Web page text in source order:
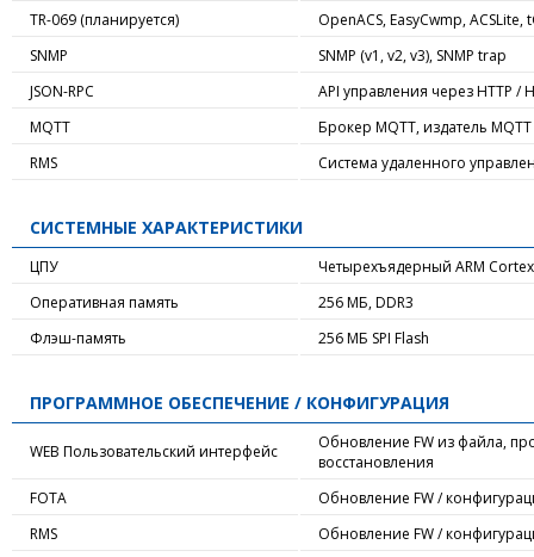
TR-069 (планируется)
OpenACS, EasyCwmp, ACSLite,
SNMP
SNMP (v1, v2, v3), SNMP trap
JSON-RPC
API управления через HTTP /
MQTT
Брокер MQTT, издатель MQTT
RMS
Система удаленного
СИСТЕМНЫЕ ХАРАКТЕРИСТИКИ
ЦПУ
Четырехъядерный ARM
Оперативная память
256 МБ, DDR3
Флэш-память
256 МБ SPI Flash
ПРОГРАММНОЕ ОБЕСПЕЧЕНИЕ / КОНФИГУРАЦИЯ
WEB Пользовательский интерфейс
Обновление FW из файла,
восстановления
FOTA
Обновление FW /
RMS
Обновление FW /